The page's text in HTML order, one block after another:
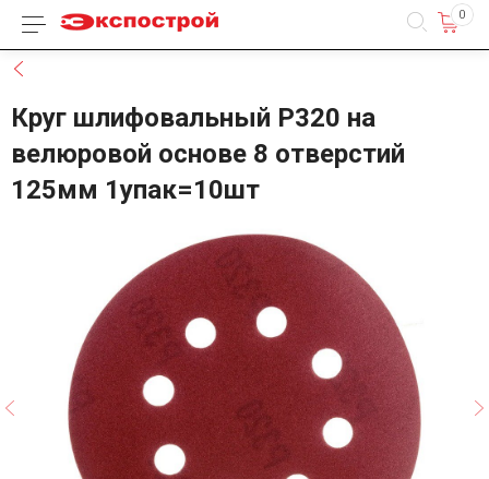
Каталог товаров 0
Круг шлифовальный Р320 на
велюровой основе 8 отверстий
125мм 1упак=10шт